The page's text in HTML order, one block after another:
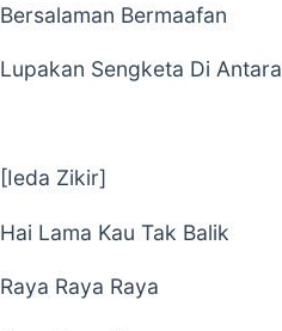
Bersalaman Bermaafan
Lupakan Sengketa Di
[Ieda Zikir]
Hai Lama Kau Tak Balik
Raya Raya Raya